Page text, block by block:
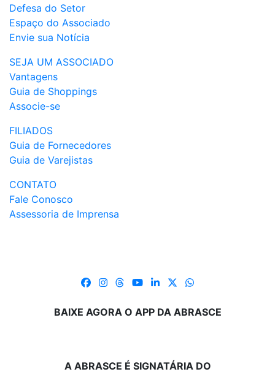
Defesa do Setor
Espaço do Associado
Envie sua Notícia
SEJA UM ASSOCIADO
Vantagens
Guia de Shoppings
Associe-se
FILIADOS
Guia de Fornecedores
Guia de Varejistas
CONTATO
Fale Conosco
Assessoria de Imprensa
BAIXE AGORA O APP DA ABRASCE
A ABRASCE É SIGNATÁRIA DO